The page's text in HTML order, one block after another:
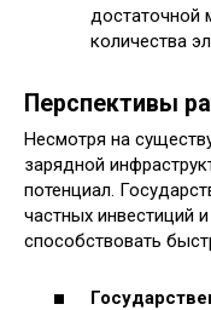
достаточной
количества
Перспективы
Несмотря на
зарядной
потенциал.
частных инвестиций
способствовать